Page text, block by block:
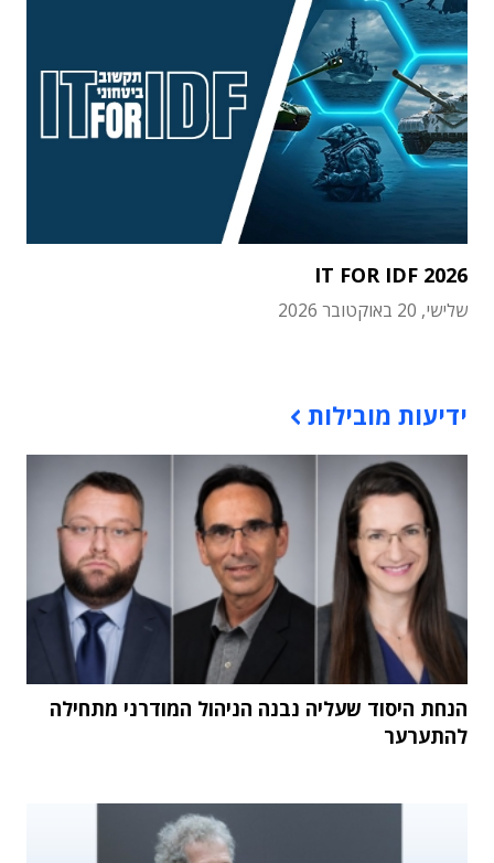
IT FOR IDF 2026
שלישי, 20 באוקטובר 2026
ידיעות מובילות
הנחת היסוד שעליה נבנה הניהול המודרני מתחילה
להתערער